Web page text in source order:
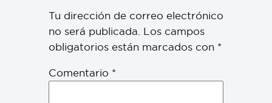
Tu dirección de correo electrónico
no será publicada. Los campos
obligatorios están marcados con *
Comentario *